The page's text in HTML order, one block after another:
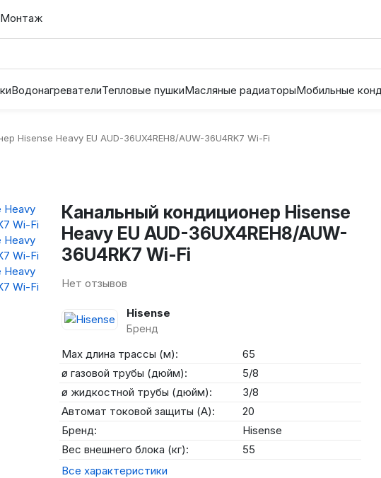
Монтаж
ВодонагревателиТепловые пушкиМасляные радиаторыМобильные
Hisense Heavy EU AUD-36UX4REH8/AUW-36U4RK7 Wi-Fi
Канальный кондиционер Hisense
Heavy EU AUD-36UX4REH8/AUW-
36U4RK7 Wi-Fi
Нет отзывов
Hisense
Бренд
Max длина трассы (м):
65
ø газовой трубы (дюйм):
5/8
ø жидкостной трубы (дюйм):
3/8
Автомат токовой защиты (А):
20
Бренд:
Hisense
Вес внешнего блока (кг):
55
Все характеристики